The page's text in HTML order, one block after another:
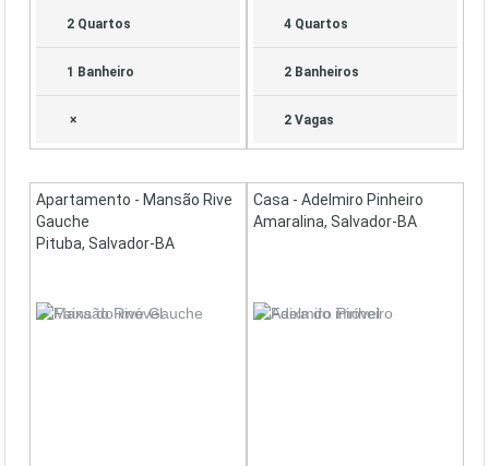
2 Quartos
1 Banheiro
×
4 Quartos
2 Banheiros
2 Vagas
Apartamento - Mansão Rive
Gauche
Pituba, Salvador-BA
Casa - Adelmiro Pinheiro
Amaralina, Salvador-BA